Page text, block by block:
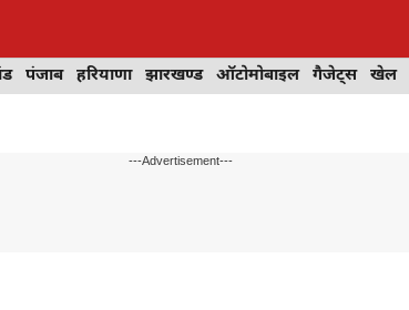
पंजाब हरियाणा झारखण्ड ऑटोमोबाइल गैजेट्स खेल
---Advertisement---